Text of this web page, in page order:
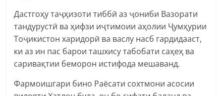
Дастгоҳу таҷҳизоти тиббӣ аз ҷониби Вазорати
тандурустӣ ва ҳифзи иҷтимоии аҳолии Ҷумҳурии
Тоҷикистон харидорӣ ва васлу насб гардидааст,
ки аз ин пас барои ташхису табобати саҳеҳ ва
саривақтии беморон истифода мешаванд.
Фармоишгари бино Раёсати сохтмони асосии